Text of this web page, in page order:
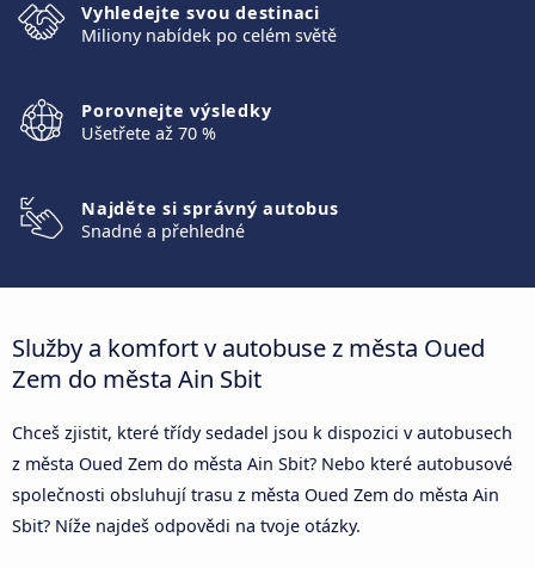
Vyhledejte svou destinaci
Miliony nabídek po celém světě
Porovnejte výsledky
Ušetřete až 70 %
Najděte si správný autobus
Snadné a přehledné
Služby a komfort v autobuse z města Oued
Zem do města Ain Sbit
Chceš zjistit, které třídy sedadel jsou k dispozici v autobusech
z města Oued Zem do města Ain Sbit? Nebo které autobusové
společnosti obsluhují trasu z města Oued Zem do města Ain
Sbit? Níže najdeš odpovědi na tvoje otázky.